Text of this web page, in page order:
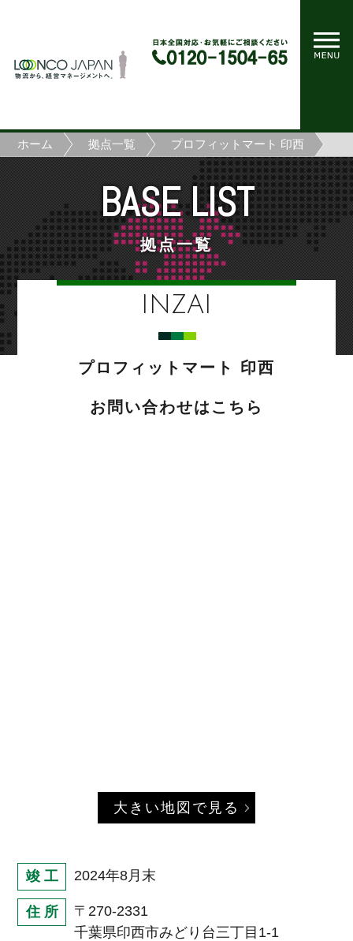
ホーム 拠点一覧 プロフィットマート 印西
BASE LIST
拠点一覧
INZAI
プロフィットマート 印西
お問い合わせはこちら
大きい地図で見る
竣 工 2024年8月末
住 所
〒270-2331
千葉県印西市みどり台三丁目1-1